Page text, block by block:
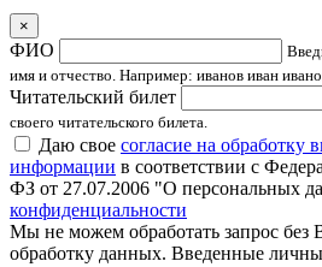
×
ФИО
имя и отчество. Например: иванов иван
Читательский билет
своего читательского билета.
Даю свое согласие на обработку
информации в соответствии с
ФЗ от 27.07.2006 "О персональных
конфиденциальности
Мы не можем обработать запрос без
обработку данных. Введенные